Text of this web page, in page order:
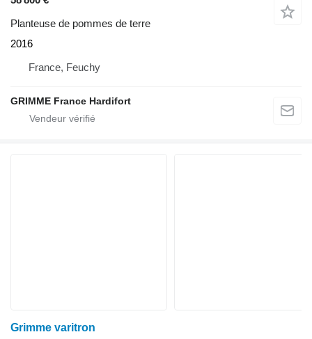
Planteuse de pommes de terre
2016
France, Feuchy
GRIMME France Hardifort
Grimme varitron